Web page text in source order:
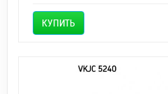
КУПИТЬ